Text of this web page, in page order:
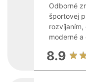
Odborné
športovej
moderné
8.9